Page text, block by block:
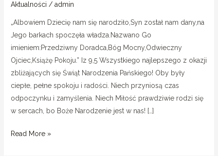
Aktualności / admin
„Albowiem Dziecię nam się narodziło,Syn został nam dany,na
Jego barkach spoczęła władza.Nazwano Go
imieniem:Przedziwny Doradca,Bóg Mocny,Odwieczny
Ojciec,Książę Pokoju.” Iz 9,5 Wszystkiego najlepszego z okazji
zbliżających się Świąt Narodzenia Pańskiego! Oby były
ciepłe, pełne spokoju i radości. Niech przyniosą czas
odpoczynku i zamyślenia. Niech Miłość prawdziwie rodzi się
w sercach, bo Boże Narodzenie jest w nas! […]
Read More »